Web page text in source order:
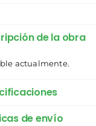
de la obra
actualmente.
de envío